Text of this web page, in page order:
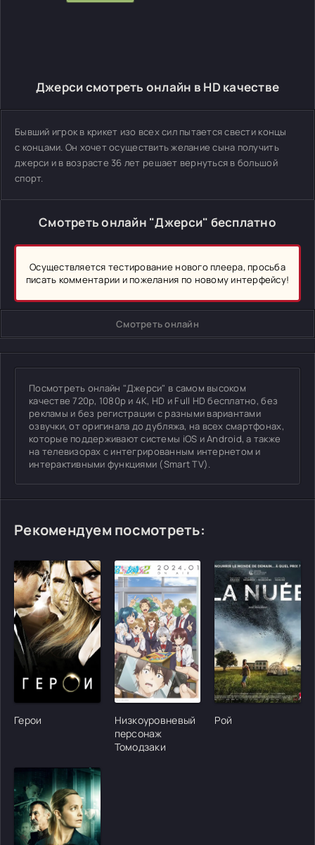
Джерси смотреть онлайн в HD качестве
Бывший игрок в крикет изо всех сил пытается свести концы
с концами. Он хочет осуществить желание сына получить
джерси и в возрасте 36 лет решает вернуться в большой
спорт.
Смотреть онлайн "Джерси" бесплатно
Осуществляется тестирование нового плеера, просьба
писать комментарии и пожелания по новому интерфейсу!
Смотреть онлайн
Посмотреть онлайн "Джерси" в самом высоком
качестве 720p, 1080p и 4K, HD и Full HD бесплатно, без
рекламы и без регистрации с разными вариантами
озвучки, от оригинала до дубляжа, на всех смартфонах,
которые поддерживают системы iOS и Android, а также
на телевизорах с интегрированным интернетом и
интерактивными функциями (Smart TV).
Рекомендуем посмотреть:
[/xfgiven_cvh_poster_urlcvh_poster_url]
Герои
[/xfgiven_cvh_poster_urlcvh_poster_url]
Низкоуровневый
персонаж
Томодзаки
[/
Рой